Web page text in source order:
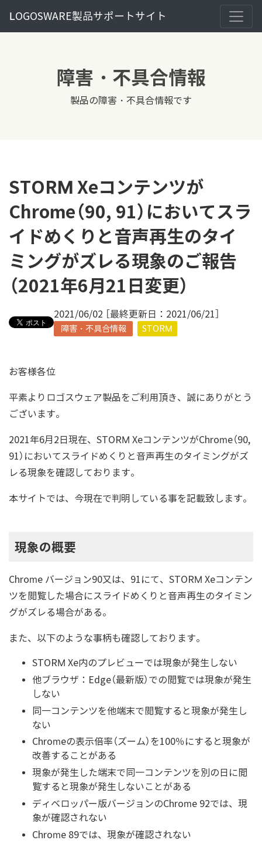
LOGOSWARE製品サポートサイト
障害・不具合情報
製品の障害・不具合情報です
STORM Xeコンテンツが
Chrome（90, 91）においてスラ
イドめくりと音声再生のタイ
ミングがズレる現象のご報告
（2021年6月21日変更）
2021/06/02 ［最終更新日：2021/06/21］
障害・不具合情報 STORM
お客様各位
平素よりロゴスウェア製品をご利用頂き、誠にありがとう
ございます。
2021年6月2日現在、STORM XeコンテンツがChrome（90,
91）においてスライドめくりと音声再生のタイミングがズ
レる現象を確認しております。
本サイトでは、今現在で判明している事を記載致します。
現象の概要
Chrome バージョン90又は、91にて、STORM Xeコンテン
ツを閲覧した場合にスライドめくりと音声再生のタイミン
グがズレる場合がある。
また、以下のような事柄も確認しております。
STORM Xe内のプレビューでは現象が発生しない
他ブラウザ：Edge（最新版）での閲覧では現象が発生
しない
同一コンテンツを他端末で閲覧すると現象が発生し
ない
Chromeの表示倍率（ズーム）を100％にすると現象が
改善することがある
現象が発生した端末で同一コンテンツを別の日に閲
覧すると現象が発生しないことがある
ディベロッパー版バージョンのChrome 92では、現
象が確認されない
Chrome 89では、現象が確認されない